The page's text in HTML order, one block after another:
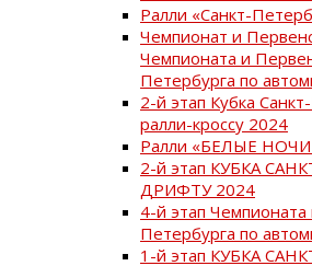
Ралли «Санкт-
Чемпионат и
Чемпионата и
Петербурга по
2-й этап Кубка
ралли-кроссу 2024
Ралли «БЕЛЫЕ НОЧИ
2-й этап КУБКА
ДРИФТУ 2024
4-й этап
Петербурга по
1-й этап КУБКА